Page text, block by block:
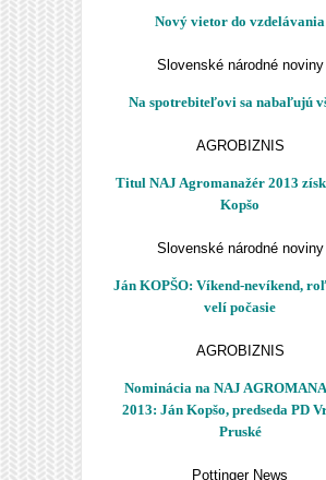
Nový vietor do vzdelávania
Slovenské národné noviny
Na spotrebiteľovi sa nabaľujú
AGROBIZNIS
Titul NAJ Agromanažér 2013
Kopšo
Slovenské národné noviny
Ján KOPŠO: Víkend-nevíkend,
velí počasie
AGROBIZNIS
Nominácia na NAJ
2013: Ján Kopšo, predseda PD
Pruské
Pottinger News